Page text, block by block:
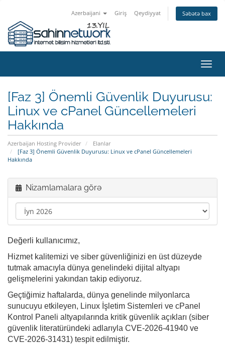
Azerbaijani Giriş Qeydiyyat Səbətə bax
keçid
[Faz 3] Önemli Güvenlik Duyurusu:
Linux ve cPanel Güncellemeleri
Hakkında
Azerbaijan Hosting Provider
Elanlar
[Faz 3] Önemli Güvenlik Duyurusu: Linux ve cPanel Güncellemeleri
Hakkında
Nizamlamalara görə
Değerli kullanıcımız,
Hizmet kalitemizi ve siber güvenliğinizi en üst düzeyde
tutmak amacıyla dünya genelindeki dijital altyapı
gelişmelerini yakından takip ediyoruz.
Geçtiğimiz haftalarda, dünya genelinde milyonlarca
sunucuyu etkileyen, Linux İşletim Sistemleri ve cPanel
Kontrol Paneli altyapılarında kritik güvenlik açıkları (siber
güvenlik literatüründeki adlarıyla CVE-2026-41940 ve
CVE-2026-31431) tespit edilmiştir.